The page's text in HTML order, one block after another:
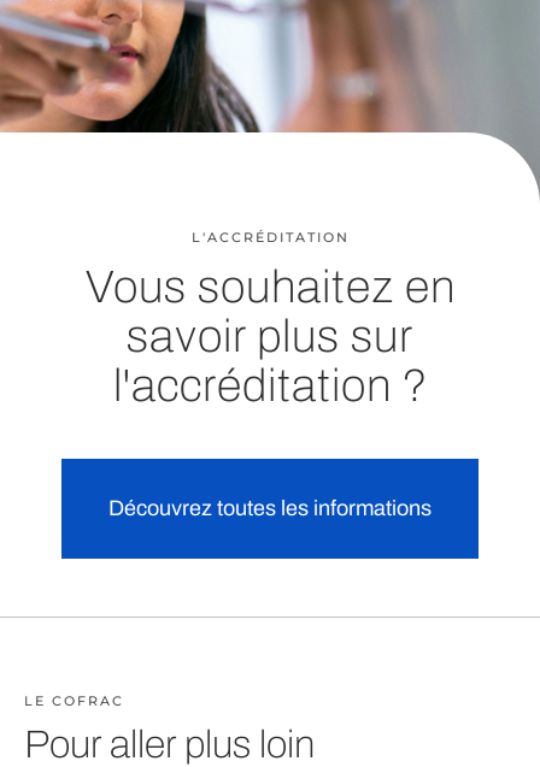
L'ACCRÉDITATION
Vous souhaitez en
savoir plus sur
l'accréditation ?
Découvrez toutes les informations
LE COFRAC
Pour aller plus loin